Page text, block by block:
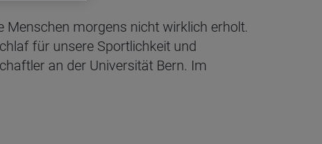
Menschen morgens nicht wirklich erholt.
für unsere Sportlichkeit und
an der Universität Bern. Im